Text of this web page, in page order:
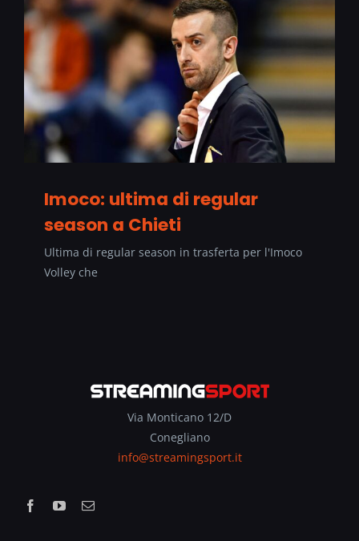
Imoco: ultima di regular
season a Chieti
Ultima di regular season in trasferta per l'Imoco
Volley che
Via Monticano 12/D
Conegliano
info@streamingsport.it